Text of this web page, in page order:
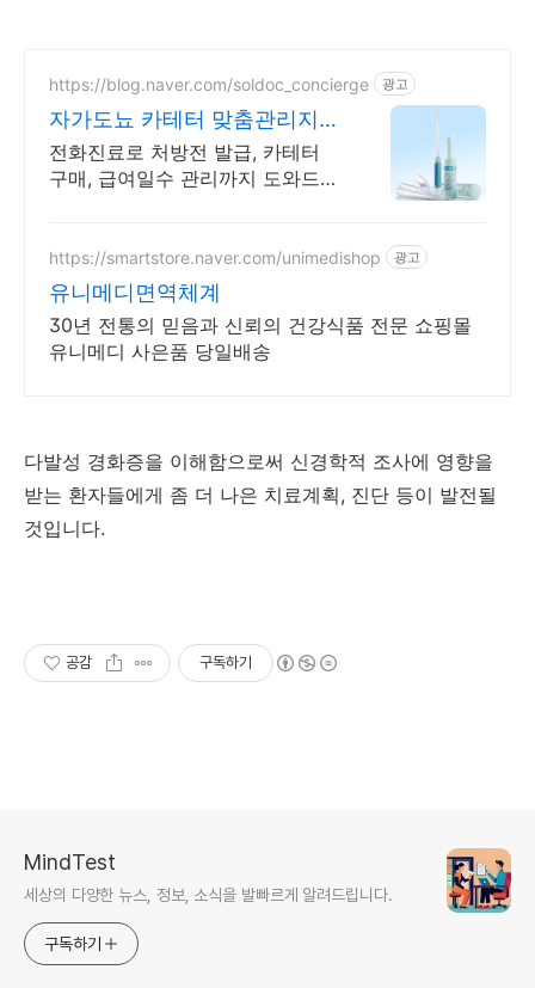
https://blog.naver.com/soldoc_concierge 광고
자가도뇨 카테터 맞춤관리지원
5만원 100% 증정 이벤트
전화진료로 처방전 발급, 카테터
구매, 급여일수 관리까지 도와드립
https://smartstore.naver.com/unimedishop 광고
유니메디면역체계
30년 전통의 믿음과 신뢰의 건강식품 전문 쇼핑몰
유니메디 사은품 당일배송
다발성 경화증을 이해함으로써 신경학적 조사에 영향을
받는 환자들에게 좀 더 나은 치료계획, 진단 등이 발전될
것입니다.
공감 구독하기
MindTest
세상의 다양한 뉴스, 정보, 소식을 발빠르게 알려드립니다.
구독하기